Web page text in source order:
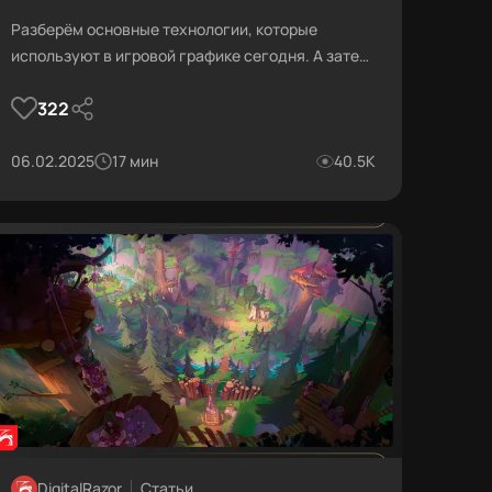
Разберём основные технологии, которые
используют в игровой графике сегодня. А затем
будущего визуальной составляющей видеоигр.
322
06.02.2025 17 мин 40.5К